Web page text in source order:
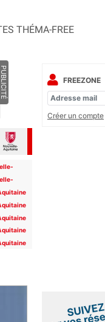
THÉMA-FREE
PUBLICITÉ
FREEZONE
Créer un compte